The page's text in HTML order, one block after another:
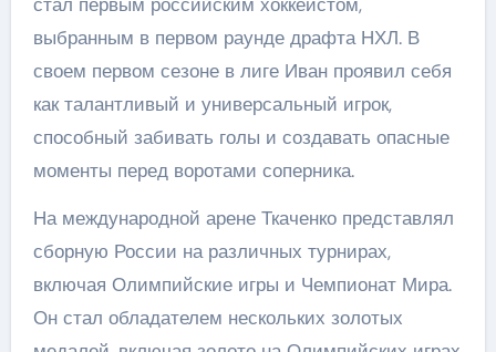
выбранным в первом раунде драфта НХЛ. В
своем первом сезоне в лиге Иван проявил себя
как талантливый и универсальный игрок,
способный забивать голы и создавать опасные
моменты перед воротами соперника.
На международной арене Ткаченко представлял
сборную России на различных турнирах,
включая Олимпийские игры и Чемпионат Мира.
Он стал обладателем нескольких золотых